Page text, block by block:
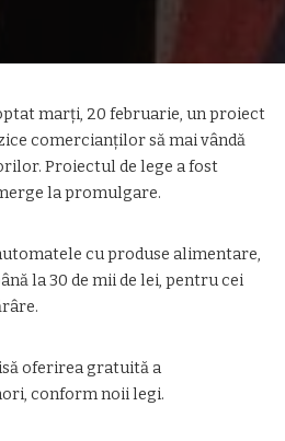
marți, 20 februarie, un proiect
comercianților să mai vândă
Proiectul de lege a fost
la promulgare.
cu produse alimentare,
la 30 de mii de lei, pentru cei
oferirea gratuită a
conform noii legi.